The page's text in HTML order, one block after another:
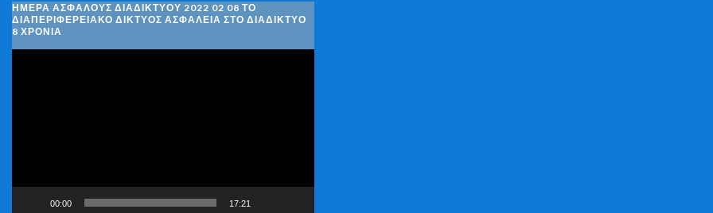
ΗΜΈΡΑ ΑΣΦΑΛΟΎΣ ΔΙΑΔΙΚΤΎΟΥ 2022 02 08 ΤΟ
ΔΙΑΠΕΡΙΦΕΡΕΙΑΚΌ ΔΊΚΤΥΟΣ ΑΣΦΆΛΕΙΑ ΣΤΟ ΔΙΑΔΊΚΤΥΟ
8 ΧΡΌΝΙΑ
00:00 17:21